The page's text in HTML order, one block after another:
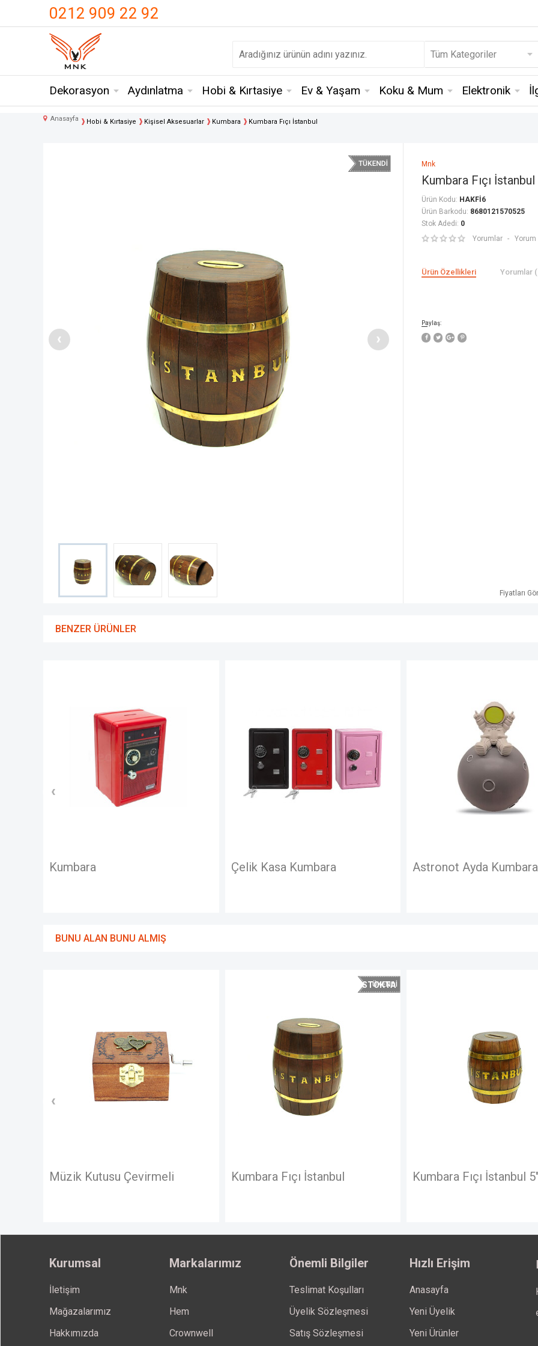
0212 909 22 92
Dekorasyon Aydınlatma Hobi & Kırtasiye Ev & Yaşam Koku & Mum Elektronik
Anasayfa Hobi & Kırtasiye Kişisel Aksesuarlar Kumbara Kumbara Fıçı İstanbul
Mnk
Kumbara Fıçı İstanbul
Ürün Kodu: HAKFİ6
Ürün Barkodu: 8680121570525
Stok Adedi: 0
Yorumlar
Yorum
Fiyatları
Ürün Özellikleri Yorumlar
Paylaş:
BENZER ÜRÜNLER
Çelik Kasa Kumbara Astronot Ayda Kumbara
BUNU ALAN BUNU ALMIŞ
Kutusu Çevirmeli Kumbara Fıçı İstanbul Kumbara Fıçı İstanbul 5"
Kurumsal
İletişim
Mağazalarımız
Hakkımızda
Markalarımız
Mnk
Hem
Crownwell
Önemli Bilgiler
Teslimat Koşulları
Üyelik Sözleşmesi
Satış Sözleşmesi
Hızlı Erişim
Anasayfa
Yeni Üyelik
Yeni Ürünler